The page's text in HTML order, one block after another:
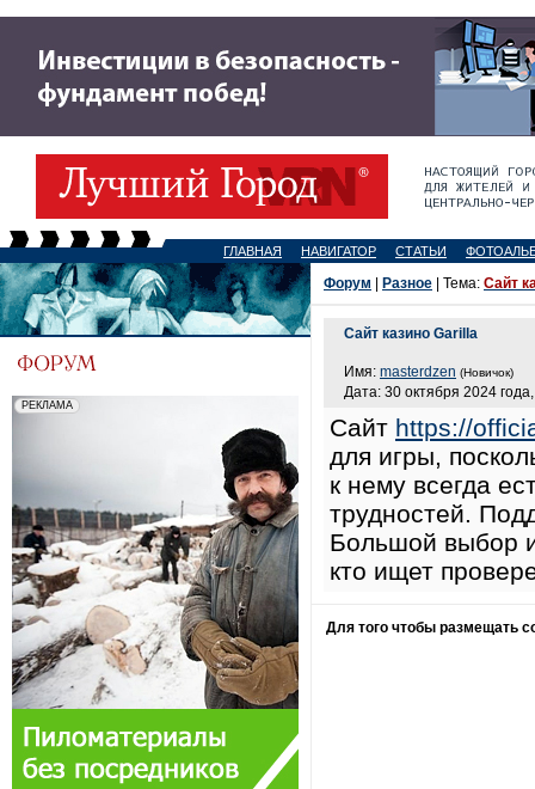
ГЛАВНАЯ НАВИГАТОР СТАТЬИ
Форум Разное | Тема: Сайт
Сайт казино Garilla
Имя: masterdzen (Новичок)
Дата: 30 октября 2024
Сайт https://
для игры,
к нему всегда
трудностей.
Большой выбор
кто ищет
Для того чтобы размещать